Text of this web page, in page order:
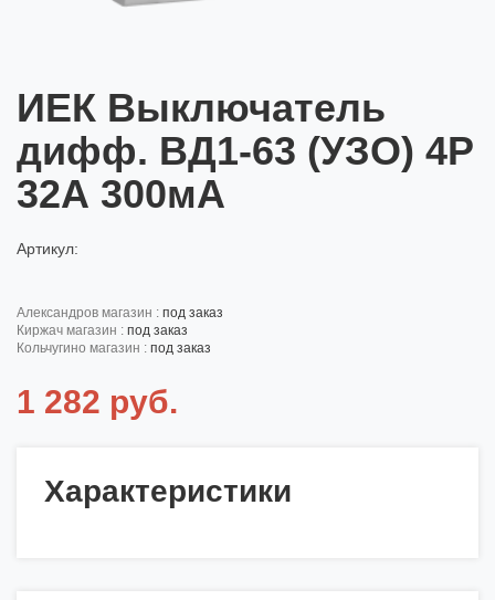
ИЕК Выключатель
дифф. ВД1-63 (УЗО) 4Р
32А 300мА
Артикул:
александров магазин : под заказ
киржач магазин : под заказ
кольчугино магазин : под заказ
1 282 руб.
Характеристики